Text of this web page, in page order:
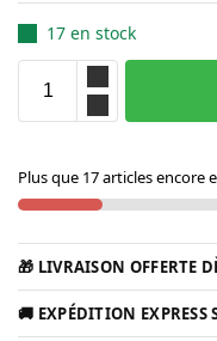
17 en stock
Plus que 17 articles encore
🎁 LIVRAISON OFFERTE
🚚 EXPÉDITION EXPRESS